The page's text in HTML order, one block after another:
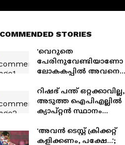
STORIES
'വെറുതെ
പേരിനുവേണ്ടിയാണോ
ലോകകപ്പിൽ അവനെ
ക്യാപറ്റനാക്കിയത്?';
സെലക്ടർമാര്‍ക്കെതിരെ
തുറന്നടിച്ച് വസീം ജാഫർ
റിഷഭ് പന്ത് ഒറ്റക്കാവില്ല,
അടുത്ത ഐപിഎല്ലില്‍
ക്യാപ്റ്റൻ സ്ഥാനം
4 വമ്പൻ താരങ്ങള്‍
'അവൻ ടെസ്റ്റ് ക്രിക്കറ്റ്
കളിക്കണം, പക്ഷേ...';